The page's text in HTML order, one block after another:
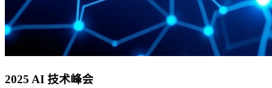
2025 AI 技术峰会